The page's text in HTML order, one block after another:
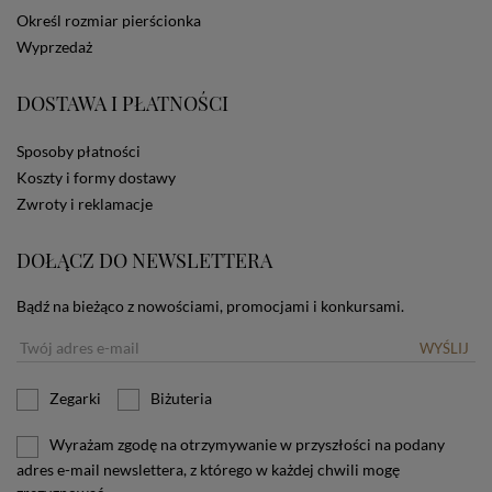
dotyczących cookies oznacza, że będą one
użytkownika. Jeżeli użytkownik nie wyraża zgody na
ustawienia swojej przeglądarki.
Określ rozmiar pierścionka
Wyprzedaż
DOSTAWA I PŁATNOŚCI
Sposoby płatności
Koszty i formy dostawy
Zwroty i reklamacje
DOŁĄCZ DO NEWSLETTERA
Bądź na bieżąco z nowościami, promocjami i konkursami.
WYŚLIJ
Zegarki Biżuteria
Wyrażam zgodę na otrzymywanie w przyszłości na podany
adres e-mail newslettera, z którego w każdej chwili mogę